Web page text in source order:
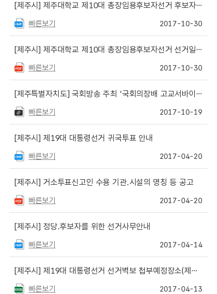
[제주시] 제주대학교 제10대 총장임용후보자선거 후보자등록 안내
빠른보기 2017-10-30
[제주시] 제주대학교 제10대 총장임용후보자선거 선거일 등 공고문
빠른보기 2017-10-30
[제주특별자치도] 국회방송 주최 '국회의장배 고교서바이벌 토론왕' 대회 참가안내
빠른보기 2017-10-19
[제주시] 제19대 대통령선거 귀국투표 안내
빠른보기 2017-04-20
[제주시] 거소투표신고인 수용 기관.시설의 명칭 등 공고
빠른보기 2017-04-20
[제주시] 정당.후보자를 위한 선거사무안내
빠른보기 2017-04-14
[제주시] 제19대 대통령선거 선거벽보 첩부예정장소(제주시 관할구역)
빠른보기 2017-04-13